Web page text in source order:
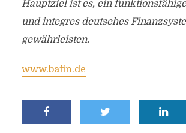
Hauptziel ist es, ein
und integres deutsches
gewährleisten.
www.bafin.de